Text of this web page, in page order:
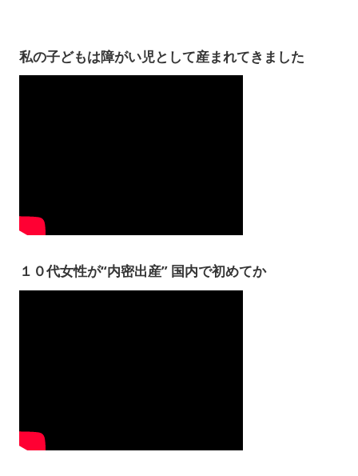
私の子どもは障がい児として産まれてきました
１０代女性が“内密出産” 国内で初めてか